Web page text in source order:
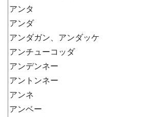
アンタ
アンダ
アンダガン、アンダッケ
アンチューコッダ
アンデンネー
アントンネー
アンネ
アンベー